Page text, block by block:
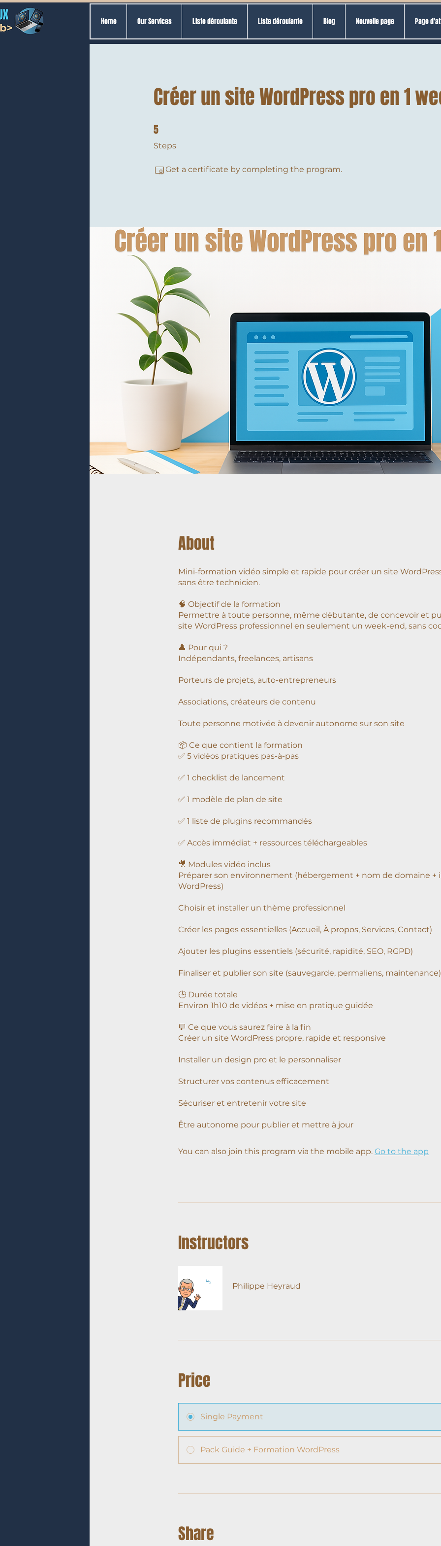
Home Our Services Liste déroulante Liste déroulante Blog Nouvelle page Page
Créer un site WordPress pro en 1
5
Steps
5 Steps
Get a certificate by completing the program.
About
Mini-formation vidéo simple et rapide pour créer un site
sans être technicien.
🧠 Objectif de la formation
Permettre à toute personne, même débutante, de concevoir et
site WordPress professionnel en seulement un week-end, sans
👤 Pour qui ?
Indépendants, freelances, artisans
Porteurs de projets, auto-entrepreneurs
Associations, créateurs de contenu
Toute personne motivée à devenir autonome sur son site
📦 Ce que contient la formation
✅ 5 vidéos pratiques pas-à-pas
✅ 1 checklist de lancement
✅ 1 modèle de plan de site
✅ 1 liste de plugins recommandés
✅ Accès immédiat + ressources téléchargeables
🎥 Modules vidéo inclus
Préparer son environnement (hébergement + nom de domaine +
WordPress)
Choisir et installer un thème professionnel
Créer les pages essentielles (Accueil, À propos, Services, Contact)
Ajouter les plugins essentiels (sécurité, rapidité, SEO, RGPD)
Finaliser et publier son site (sauvegarde, permaliens, maintenance)
🕒 Durée totale
Environ 1h10 de vidéos + mise en pratique guidée
💬 Ce que vous saurez faire à la fin
Créer un site WordPress propre, rapide et responsive
Installer un design pro et le personnaliser
Structurer vos contenus efficacement
Sécuriser et entretenir votre site
Être autonome pour publier et mettre à jour
You can also join this program via the mobile app. Go to the app
Instructors
Philippe Heyraud
Price
Single Payment
Pack Guide + Formation WordPress
Share